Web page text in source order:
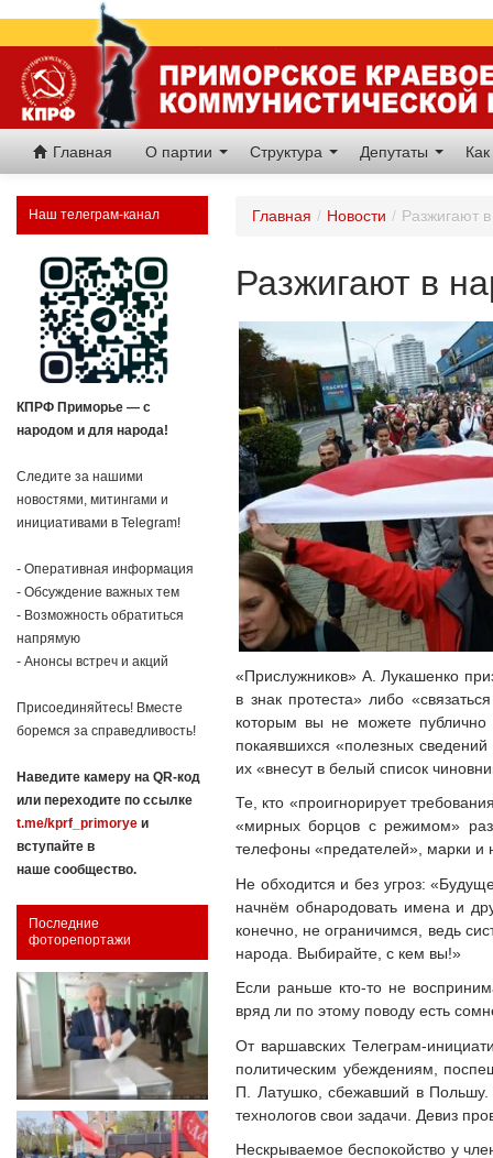
Главная О партии Структура Депутаты
Наш телеграм-канал
КПРФ Приморье — с
народом и для народа!
Следите за нашими
новостями, митингами и
инициативами в Telegram!
- Оперативная информация
- Обсуждение важных тем
- Возможность обратиться
напрямую
- Анонсы встреч и акций
Присоединяйтесь! Вместе
боремся за справедливость!
Наведите камеру на QR-код
или переходите по ссылке
t.me/kprf_primorye и
вступайте в
наше сообщество.
Последние
фоторепортажи
Главная / Новости / Разжигают
Разжигают в
«Прислужников» А. Лукашенко
в знак протеста» либо
которым вы не можете публично
покаявшихся «полезных
их «внесут в белый список
Те, кто «проигнорирует
«мирных борцов с режимом»
телефоны «предателей», марки и
Не обходится и без угроз:
начнём обнародовать имена и
конечно, не ограничимся, ведь
народа. Выбирайте, с кем вы!»
Если раньше кто-то не
вряд ли по этому поводу есть
От варшавских Телеграм-
политическим убеждениям,
П. Латушко, сбежавший в Польшу.
технологов свои задачи. Девиз
Нескрываемое беспокойство у